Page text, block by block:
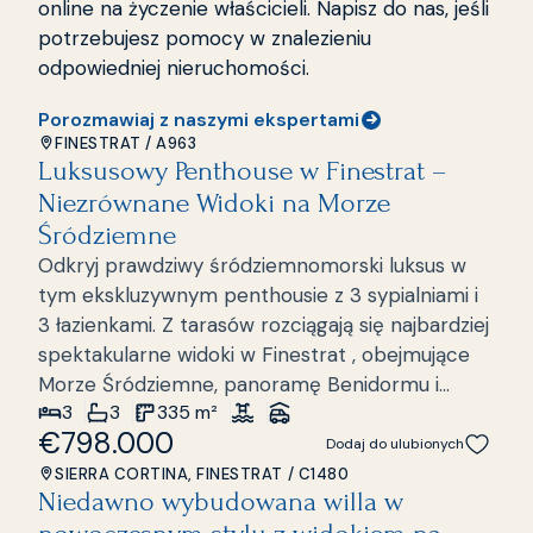
część dzienną i część wypoczynkową. Strefa
dzienna Dojazd do nieruchomości prowadzi z
znajduje się wejście główne oraz praktyczne
pomieszczenie gospodarcze o powierzchni
około 20 m² , idealne do przechowywania rzeczy
lub jako pomieszczenie pomocnicze. Na tym
piętrze znajduje się hol wejściowy, który
prowadzi do jasnego salonu z dużymi,
panoramicznymi oknami, z których roztacza się
wspaniały widok na okolicę i morze. Z salonu jest
bezpośrednie wyjście na przestronny, słoneczny
taras, idealne miejsce na relaks, śniadanie na
świeżym powietrzu lub delektowanie się
wspaniałym klimatem Altei przez cały rok.
Kuchnia w stylu amerykańskim jest w pełni
wyposażona i płynnie integruje się z pokojem
online na życzenie właścicieli. Napisz do nas, jeśli
potrzebujesz pomocy w znalezieniu
odpowiedniej nieruchomości.
Porozmawiaj z naszymi ekspertami
Nowa inwestycja
FINESTRAT /A963
Luksusowy Penthouse w Finestrat –
Niezrównane Widoki na Morze
Śródziemne
Odkryj prawdziwy śródziemnomorski luksus w
tym ekskluzywnym penthousie z 3 sypialniami i
3 łazienkami. Z tarasów rozciągają się najbardziej
spektakularne widoki w Finestrat , obejmujące
Morze Śródziemne, panoramę Benidormu i
Zatokę Alicante. Wnętrze łączy przestronność,
światło i nowoczesny design . Sypialnia główna
posiada łazienkę en-suite, wbudowane szafy i
bezpośredni dostęp do tarasu. Druga sypialnia
3 3 335 m²
€798.000 Dodaj do ulubionych
Nowa inwestycja
SIERRA CORTINA, FINESTRAT / C1480
Niedawno wybudowana willa w